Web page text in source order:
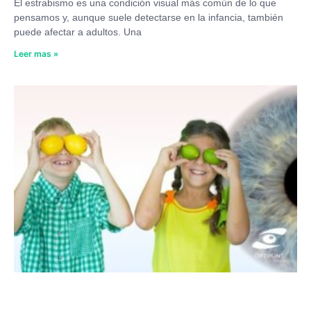
El estrabismo es una condición visual más común de lo que
pensamos y, aunque suele detectarse en la infancia, también
puede afectar a adultos. Una
Leer mas »